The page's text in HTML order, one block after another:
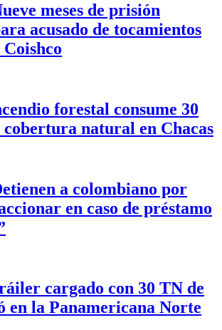
meses de prisión
acusado de tocamientos
forestal consume 30
cobertura natural en Chacas
a colombiano por
en caso de préstamo
cargado con 30 TN de
en la Panamericana Norte